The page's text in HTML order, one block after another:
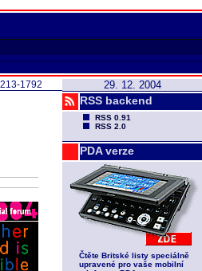
29. 12. 2004
RSS backend
RSS 0.91
RSS 2.0
PDA verze
Čtěte Britské listy speciálně
upravené pro vaše mobilní
1792